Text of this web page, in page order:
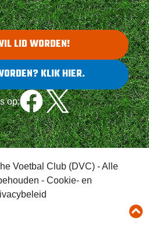
LID WORDEN!
KLIK HIER.
op:
Voetbal Club (DVC) - Alle
- Cookie- en